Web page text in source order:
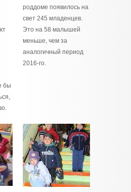
бы
роддоме появилось на
свет 245 младенцев.
Это на 58 малышей
меньше, чем за
аналогичный период
2016-го.